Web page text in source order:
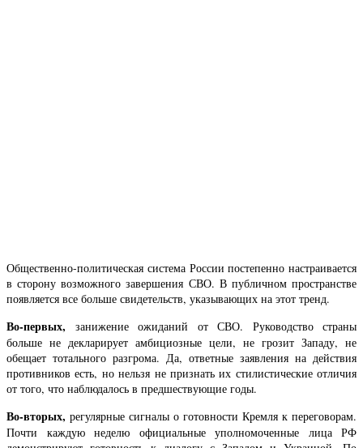
Общественно-политическая система России постепенно настраивается
в сторону возможного завершения СВО. В публичном пространстве
появляется все больше свидетельств, указывающих на этот тренд.
Во-первых, занижение ожиданий от СВО. Руководство страны
больше не декларирует амбициозные цели, не грозит Западу, не
обещает тотального разгрома. Да, ответные заявления на действия
противников есть, но нельзя не признать их стилистические отличия
от того, что наблюдалось в предшествующие годы.
Во-вторых, регулярные сигналы о готовности Кремля к переговорам.
Почти каждую неделю официальные уполномоченные лица РФ